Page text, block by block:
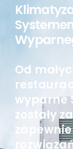
Od
wyparne
zostały